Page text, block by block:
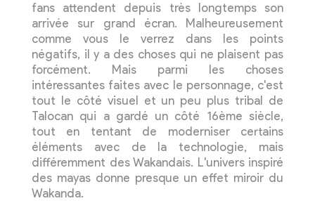
fans attendent depuis très longtemps son
arrivée sur grand écran. Malheureusement
comme vous le verrez dans les points
négatifs, il y a des choses qui ne plaisent pas
forcément. Mais parmi les choses
intéressantes faites avec le personnage, c'est
tout le côté visuel et un peu plus tribal de
Talocan qui a gardé un côté 16ème siècle,
tout en tentant de moderniser certains
éléments avec de la technologie, mais
différemment des Wakandais. L'univers inspiré
des mayas donne presque un effet miroir du
Wakanda.